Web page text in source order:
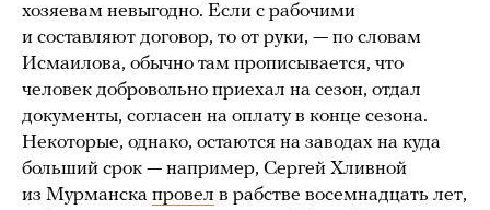
хозяевам невыгодно. Если с рабочими
и составляют договор, то от руки, — по словам
Исмаилова, обычно там прописывается, что
человек добровольно приехал на сезон, отдал
документы, согласен на оплату в конце сезона.
Некоторые, однако, остаются на заводах на куда
больший срок — например, Сергей Хливной
из Мурманска провел в рабстве восемнадцать лет,